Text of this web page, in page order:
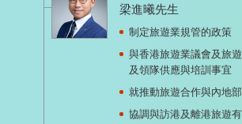
梁進曦先生
制定旅遊業規管的政策
與香港旅遊業議會及旅
及領隊供應與培訓事宜
就推動旅遊合作與內地
協調與訪港及離港旅遊